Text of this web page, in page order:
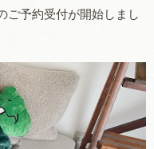
ご予約受付が開始しまし